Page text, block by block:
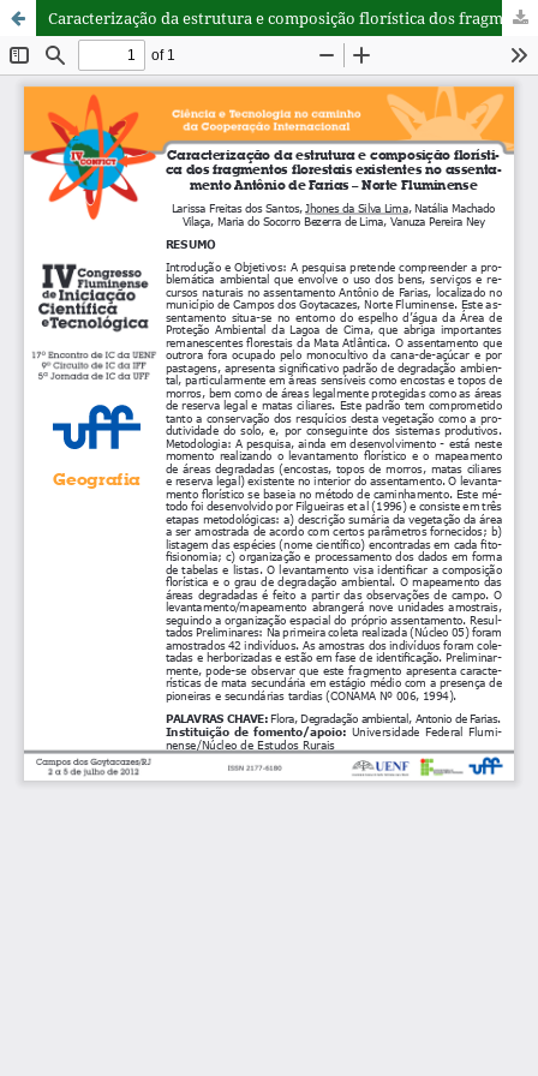
Caracterização da estrutura e composição florística dos fragmentos florestais existentes no assentamento Antônio de Farias – Norte Fluminense